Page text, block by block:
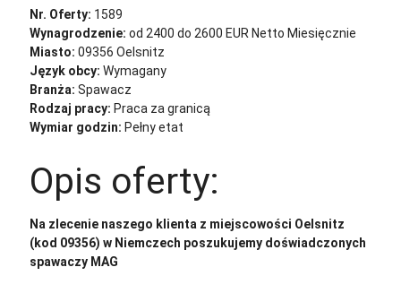
Nr. Oferty: 1589
Wynagrodzenie: od 2400 do 2600 EUR Netto Miesięcznie
Miasto: 09356 Oelsnitz
Język obcy: Wymagany
Branża: Spawacz
Rodzaj pracy: Praca za granicą
Wymiar godzin: Pełny etat
Opis oferty:
Na zlecenie naszego klienta z miejscowości Oelsnitz
(kod 09356) w Niemczech poszukujemy doświadczonych
spawaczy MAG